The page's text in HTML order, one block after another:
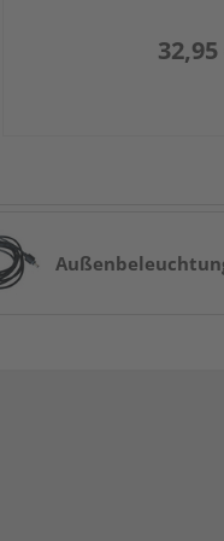
32,95